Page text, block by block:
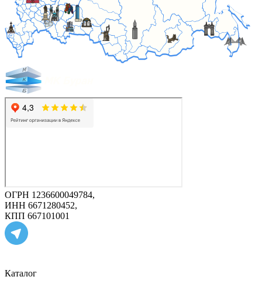
ОГРН 1236600049784,
ИНН 6671280452,
КПП 667101001
Каталог